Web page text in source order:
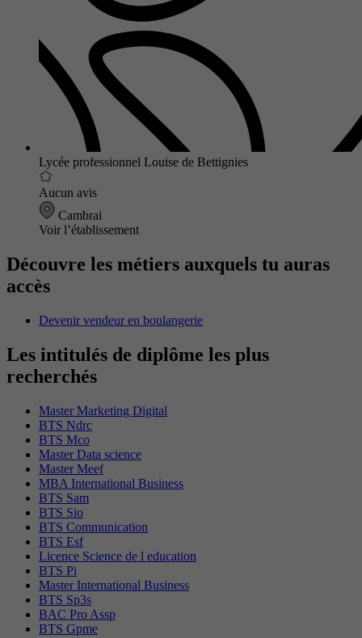
Lycée professionnel Louise de Bettignies
Aucun avis
Cambrai
Voir l’établissement
Découvre les métiers auxquels tu auras
accès
Devenir vendeur en boulangerie
Les intitulés de diplôme les plus
recherchés
Master Marketing Digital
BTS Ndrc
BTS Mco
Master Data science
Master Meef
MBA International Business
BTS Sam
BTS Sio
BTS Communication
BTS Esf
Licence Science de l education
BTS Pi
Master International Business
BTS Sp3s
BAC Pro Assp
BTS Gpme